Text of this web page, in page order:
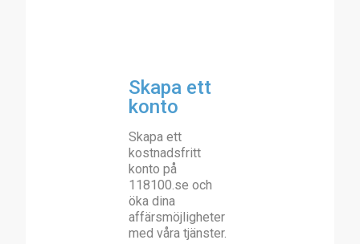
Skapa ett
konto
Skapa ett
kostnadsfritt
konto på
118100.se och
öka dina
affärsmöjligheter
med våra tjänster.